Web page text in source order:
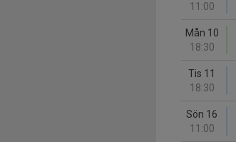
11:00
Mån 10
18:30
Tis 11
18:30
Sön 16
11:00